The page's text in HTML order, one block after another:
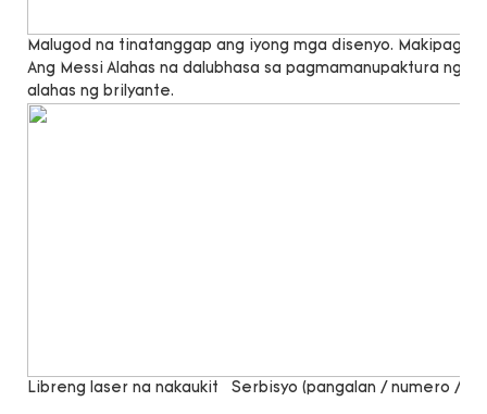
Malugod na tinatanggap ang iyong mga disenyo. Makipag -
Ang Messi Alahas na dalubhasa sa pagmamanupaktura ng
alahas ng brilyante.
Libreng laser na nakaukit Serbisyo (pangalan / numero /